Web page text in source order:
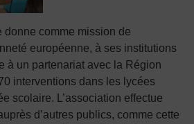
donne comme mission de
européenne, à ses institutions
à un partenariat avec la Région
interventions dans les lycées
scolaire. L’association effectue
d’autres publics, comme cette